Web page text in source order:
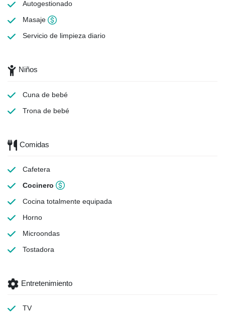
Autogestionado
Masaje
Servicio de limpieza diario
Niños
Cuna de bebé
Trona de bebé
Comidas
Cafetera
Cocinero
Cocina totalmente equipada
Horno
Microondas
Tostadora
Entretenimiento
TV